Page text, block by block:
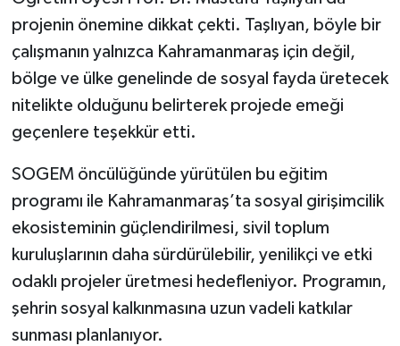
projenin önemine dikkat çekti. Taşlıyan, böyle bir
çalışmanın yalnızca Kahramanmaraş için değil,
bölge ve ülke genelinde de sosyal fayda üretecek
nitelikte olduğunu belirterek projede emeği
geçenlere teşekkür etti.
SOGEM öncülüğünde yürütülen bu eğitim
programı ile Kahramanmaraş’ta sosyal girişimcilik
ekosisteminin güçlendirilmesi, sivil toplum
kuruluşlarının daha sürdürülebilir, yenilikçi ve etki
odaklı projeler üretmesi hedefleniyor. Programın,
şehrin sosyal kalkınmasına uzun vadeli katkılar
sunması planlanıyor.